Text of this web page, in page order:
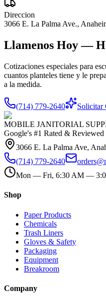
Direccion
3066 E. La Palma Ave.,
Llamenos Hoy —
Cotizaciones especiales para
cuantos planteles tiene y le
a la medida.
(714) 779-2640 Solicitar
MOBILE JANITORIAL
Google's #1 Rated & Reviewed
3066 E. La Palma Ave,
(714) 779-2640
Mon — Fri, 6:30 AM —
Shop
Paper Products
Chemicals
Trash Liners
Gloves & Safety
Packaging
Equipment
Breakroom
Company